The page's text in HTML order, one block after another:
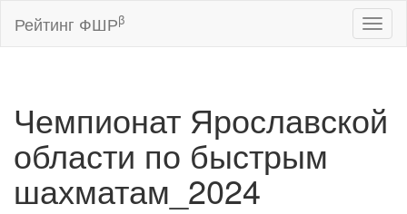
Рейтинг ФШРβ
Чемпионат Ярославской
области по быстрым
шахматам_2024